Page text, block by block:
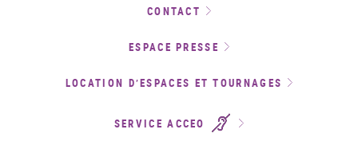
CONTACT
ESPACE PRESSE
LOCATION D’ESPACES ET TOURNAGES
SERVICE ACCEO